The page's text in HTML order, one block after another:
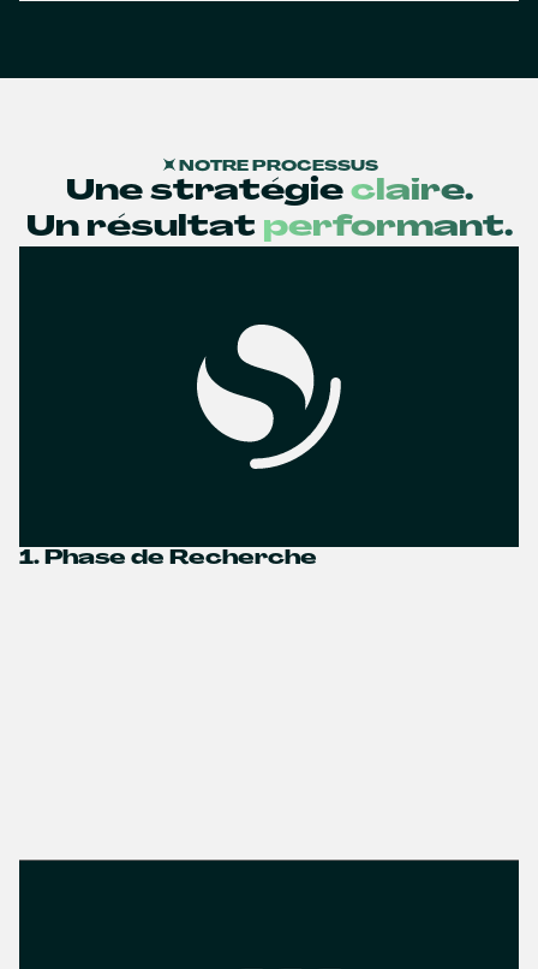
NOTRE PROCESSUS
Une stratégie claire.
Un résultat performant.
1. Phase de Recherche